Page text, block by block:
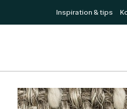
Inspiration & tips